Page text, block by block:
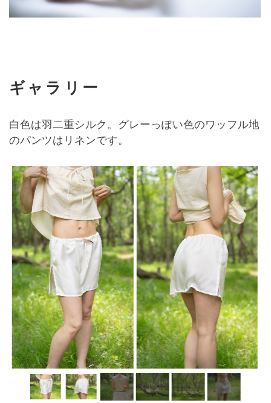
ギャラリー
白色は羽二重シルク。グレーっぽい色のワッフル地
のパンツはリネンです。